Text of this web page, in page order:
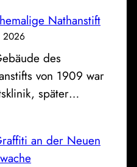
u
n
ü
r
t
r
Nathanstift
2026
des
von 1909 war
später…
e
an der Neuen